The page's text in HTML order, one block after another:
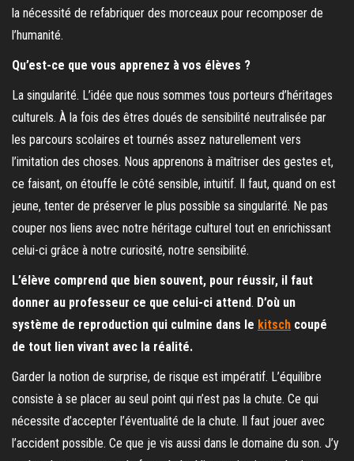
la nécessité de refabriquer des morceaux pour recomposer de
l’humanité.
Qu’est-ce que vous apprenez à vos élèves ?
La singularité. L’idée que nous sommes tous porteurs d’héritages
culturels. À la fois des êtres doués de sensibilité neutralisée par
les parcours scolaires et tournés assez naturellement vers
l’imitation des choses. Nous apprenons à maîtriser des gestes et,
ce faisant, on étouffe le côté sensible, intuitif. Il faut, quand on est
jeune, tenter de préserver le plus possible sa singularité. Ne pas
couper nos liens avec notre héritage culturel tout en enrichissant
celui-ci grâce à notre curiosité, notre sensibilité.
L’élève comprend que bien souvent, pour réussir, il faut
donner au professeur ce que celui-ci attend. D’où un
système de reproduction qui culmine dans le kitsch coupé
de tout lien vivant avec la réalité.
Garder la notion de surprise, de risque est impératif. L’équilibre
consiste à se placer au seul point qui n’est pas la chute. Ce qui
nécessite d’accepter l’éventualité de la chute. Il faut jouer avec
l’accident possible. Ce que je vis aussi dans le domaine du son. J’y